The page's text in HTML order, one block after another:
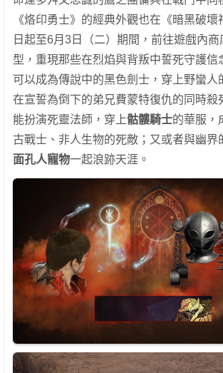
《烙印勇士》的經典外觀也在《暗黑破壞
日起至6月3日（二）期間，前往遊戲內
型，重現那些在烈焰與背叛中誓死守護信
可以成為傳說中的黑色劍士，穿上野蠻人
在宣誓為倒下的弟兄費蒙特復仇的同時殺
能扮演死靈法師，穿上骷髏騎士的華服，
古戰士、非人生物的死敵；又或者與幽界
面孔人寵物一起浪跡天涯。